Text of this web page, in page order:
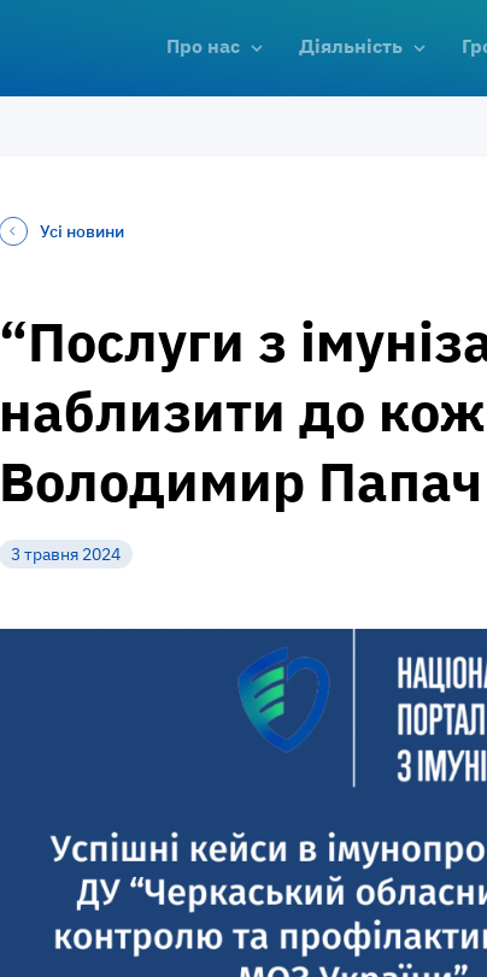
Про нас Діяльність
Усі новини
“Послуги з
наблизити до
Володимир Папач
3 травня 2024